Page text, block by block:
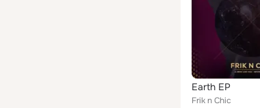
Earth EP
Frik n Chic